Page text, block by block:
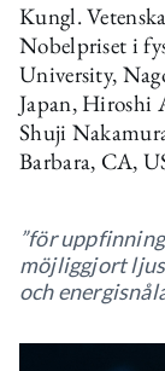
Kungl.
Nobelpriset i
University,
Japan, Hiroshi
Shuji
Barbara, CA,
”för
möjliggjort
och